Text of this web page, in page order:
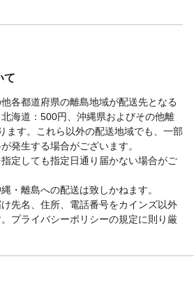
て
各都道府県の離島地域が配送先となる
海道：500円、沖縄県およびその他離
ます。これら以外の配送地域でも、一部
発生する場合がございます。
定しても指定日通り届かない場合がご
・離島への配送は致しかねます。
先名、住所、電話番号をカインズ以外
プライバシーポリシーの規定に則り厳